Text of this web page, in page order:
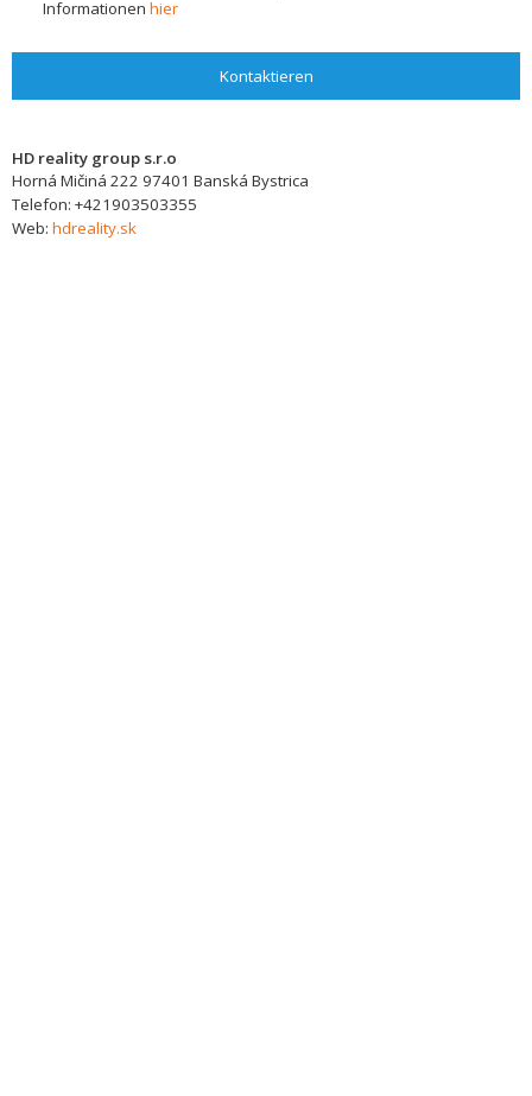
Informationen hier
Kontaktieren
HD reality group s.r.o
Horná Mičiná 222 97401 Banská Bystrica
Telefon: +421903503355
Web: hdreality.sk